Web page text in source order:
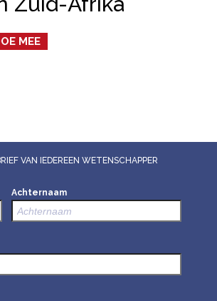
MEE
VAN IEDEREEN WETENSCHAPPER
Achternaam